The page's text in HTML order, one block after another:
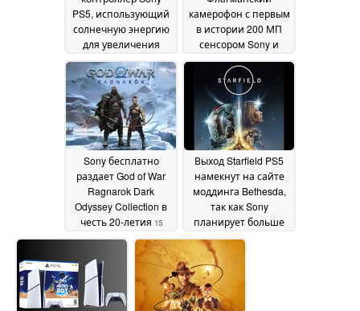
PS5, использующий
солнечную энергию
для увеличения
времени
автономной работы
22 March 2025
камерофон с первым
в истории 200 МП
сенсором Sony и
Snapdragon 8 Elite 2
на горизонте
2025
Sony бесплатно
раздает God of War
Ragnarok Dark
Odyssey Collection в
честь 20-летия 15
March 2025
Выход Starfield PS5
намекнут на сайте
моддинга Bethesda,
так как Sony
планирует больше
эксклюзивов для
Xbox